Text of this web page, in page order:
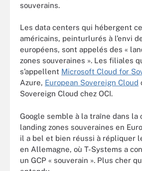
souverains.
Les data centers qui hébergent
américains, peinturlurés à l’envi
européens, sont appelés des «
zones souveraines ». Les filiales
s’appellent Microsoft Cloud for
Azure, European Sovereign Cloud
Sovereign Cloud chez OCI.
Google semble à la traîne dans la
landing zones souveraines en
il a bel et bien réussi à répliquer
en Allemagne, où T-Systems a
un GCP « souverain ». Plus cher